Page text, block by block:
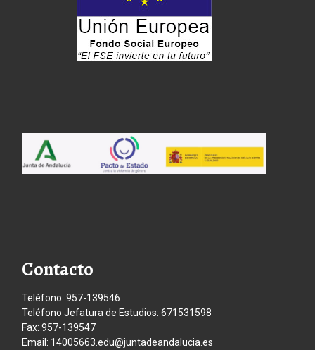
Contacto
Teléfono: 957-139546
Teléfono Jefatura de Estudios: 671531598
Fax: 957-139547
Email: 14005663.edu@juntadeandalucia.es